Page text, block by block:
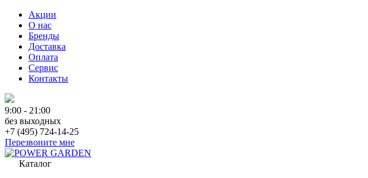
Акции
О нас
Бренды
Доставка
Оплата
Сервис
Контакты
9:00 - 21:00
без выходных
+7 (495) 724-14-25
Перезвоните мне
Каталог